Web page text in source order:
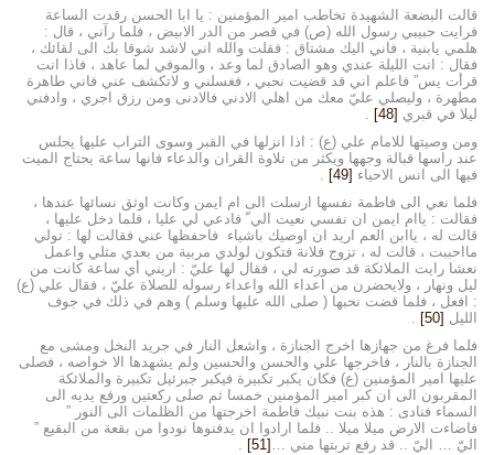
قالت البضعة الشهيدة تخاطب امير المؤمنين : يا ابا الحسن رقدت الساعة
فرايت حبيبي رسول الله (ص) في قصر من الدر الابيض ، فلما رآني ، قال :
هلمي يابنية ، فاني اليك مشتاق : فقلت والله اني لاشد شوقا بك الى لقائك ،
فقال : انت الليلة عندي وهو الصادق لما وعد ، والموفي لما عاهد ، فاذا انت
قرأت يس” فاعلم اني قد قضيت نحبي ، فغسلني و لاتكشف عني فاني طاهرة
مطهرة ، وليصلي عليّ معك من اهلي الادني فالادنى ومن رزق اجري ، وادفني
ليلا في قبري [48]
.
ومن وصيتها للامام علي (ع) : اذا انزلها في القبر وسوى التراب عليها يجلس
عند راسها قبالة وجهها ويكثر من تلاوة القران والدعاء فانها ساعة يحتاج الميت
فيها الى انس الاحياء [49]
.
فلما نعي الى فاطمة نفسها ارسلت الى ام ايمن وكانت اوثق نسائها عندها ،
فقالت : ياام ايمن ان نفسي نعيت الي ّ فادعي لي عليا ، فلما دخل عليها ،
قالت له ، ياابن العم اريد ان اوصيك باشياء فاحفظها عني فقالت لها : تولي
مااحببت ، قالت له ، تزوج فلانة فتكون لولدي مربية من بعدي مثلي واعمل
نعشا رايت الملائكة قد صورته لي ، فقال لها عليّ : اريني أي ساعة كانت من
ليل ونهار ، ولايحضرن من اعداء الله واعداء رسوله للصلاة عليّ ، فقال علي (ع)
: افعل ، فلما قضت نحبها ( صلى الله عليها وسلم ) وهم في ذلك في جوف
الليل [50]
.
فلما فرغ من جهازها اخرج الجنازة ، واشعل النار في جريد النخل ومشى مع
الجنازة بالنار ، فاخرجها علي والحسن والحسين ولم يشهدها الا خواصه ، فصلى
عليها امير المؤمنين (ع) فكان يكبر تكبيرة فيكبر جبرئيل تكبيرة والملائكة
المقربون الى ان كبر امير المؤمنين خمسا ثم صلى ركعتين ورفع يديه الى
السماء فنادى : هذه بنت نبيك فاطمة اخرجتها من الظلمات الى النور ”
فاضاءت الارض ميلا ميلا .. فلما ارادوا ان يدفنوها نودوا من بقعة من البقيع ”
اليّ … اليّ .. قد رفع تربتها مني … [51]
.